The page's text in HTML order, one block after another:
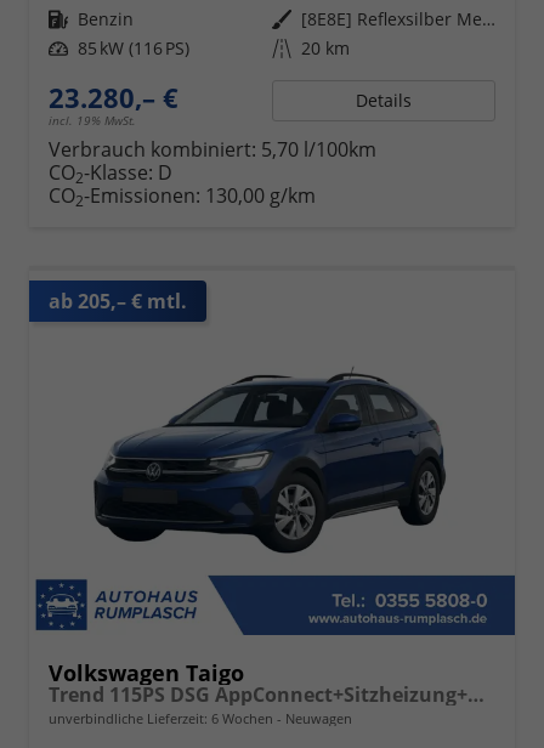
Kraftstoff Benzin Außenfarbe
[8E8E] Reflexsilber Metallic
Leistung 85 kW (116 PS) Kilometerstand 20 km
23.280,– €
incl. 19% MwSt.
Details
Verbrauch kombiniert: 5,70 l/100km
CO2-Klasse: D
CO2-Emissionen: 130,00 g/km
ab 205,– € mtl.
Volkswagen Taigo
Trend 115PS DSG AppConnect+Sitzheizung+PDC+Alu16+LED+DAB+FrontAssist
unverbindliche Lieferzeit: 6 Wochen Neuwagen